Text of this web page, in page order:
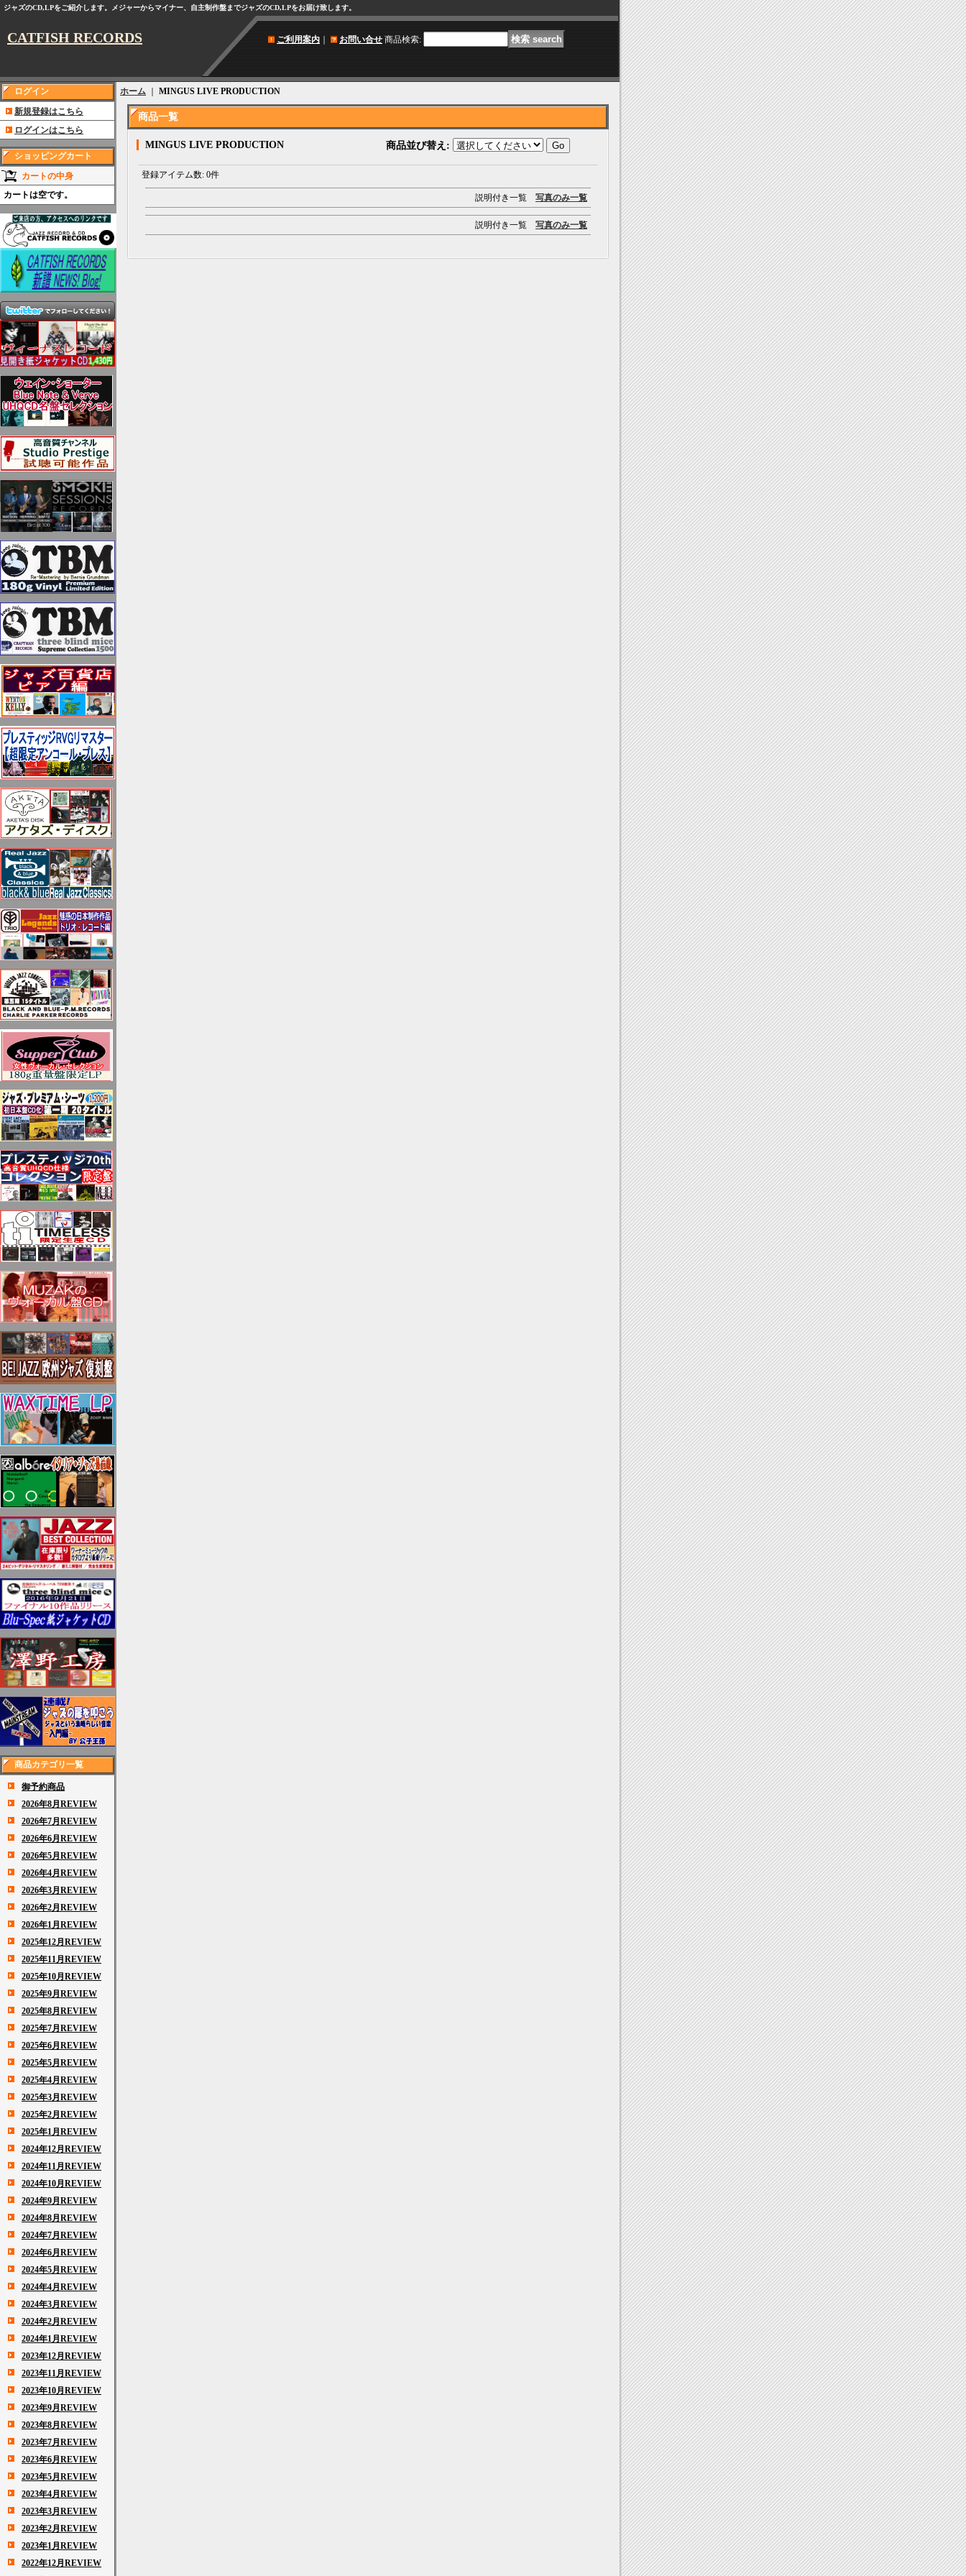
ジャズのCD,LPをご紹介します。メジャーからマイナー、自主制作盤までジャズのCD,LPをお届け致します。
CATFISH RECORDS ご利用案内｜ お問い合せ 商品検索:
ログイン
新規登録はこちら
ログインはこちら
ショッピングカート
カートの中身
カートは空です。
商品カテゴリ一覧
御予約商品
2026年8月REVIEW
2026年7月REVIEW
2026年6月REVIEW
2026年5月REVIEW
2026年4月REVIEW
2026年3月REVIEW
2026年2月REVIEW
2026年1月REVIEW
2025年12月REVIEW
2025年11月REVIEW
2025年10月REVIEW
2025年9月REVIEW
2025年8月REVIEW
2025年7月REVIEW
2025年6月REVIEW
2025年5月REVIEW
2025年4月REVIEW
2025年3月REVIEW
2025年2月REVIEW
2025年1月REVIEW
2024年12月REVIEW
2024年11月REVIEW
2024年10月REVIEW
2024年9月REVIEW
2024年8月REVIEW
2024年7月REVIEW
2024年6月REVIEW
2024年5月REVIEW
2024年4月REVIEW
2024年3月REVIEW
2024年2月REVIEW
2024年1月REVIEW
2023年12月REVIEW
2023年11月REVIEW
2023年10月REVIEW
2023年9月REVIEW
2023年8月REVIEW
2023年7月REVIEW
2023年6月REVIEW
2023年5月REVIEW
2023年4月REVIEW
2023年3月REVIEW
2023年2月REVIEW
2023年1月REVIEW
2022年12月REVIEW
ホーム MINGUS LIVE PRODUCTION
商品一覧
MINGUS LIVE PRODUCTION 商品並び替え :
登録アイテム数: 0件
説明付き一覧 写真のみ一覧
説明付き一覧 写真のみ一覧